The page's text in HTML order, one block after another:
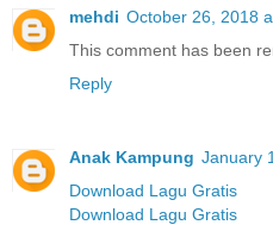
mehdi October 26, 2018
This comment has been
Reply
Anak Kampung January
Download Lagu Gratis
Download Lagu Gratis